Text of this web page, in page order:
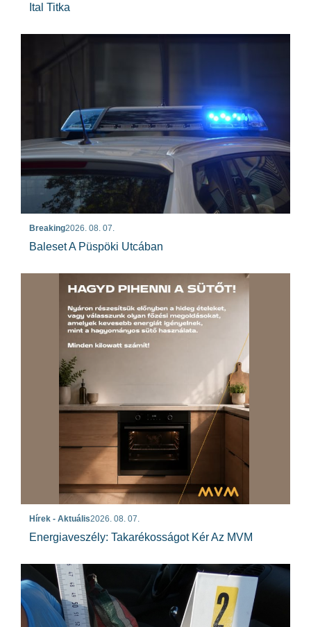
Ital Titka
Breaking2026. 08. 07.
Baleset A Püspöki Utcában
Hírek - Aktuális2026. 08. 07.
Energiaveszély: Takarékosságot Kér Az MVM